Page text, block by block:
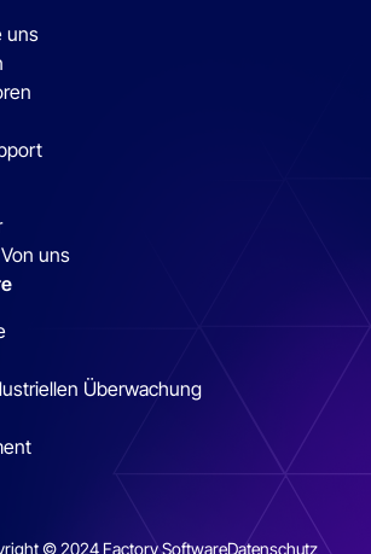
uns
uns
Überwachung
© 2024 Factory SoftwareDatenschutz